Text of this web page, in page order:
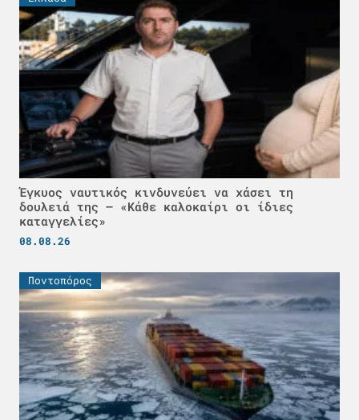
Έγκυος ναυτικός κινδυνεύει να χάσει τη
δουλειά της – «Κάθε καλοκαίρι οι ίδιες
καταγγελίες»
08.08.26
Ποντοπόρος